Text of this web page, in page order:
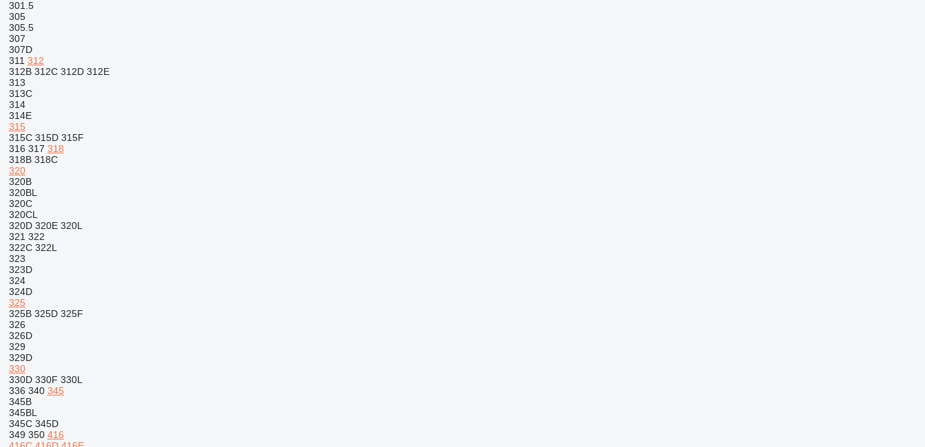
301.5
305
305.5
307
307D
311 312
312B 312C 312D 312E
313
313C
314
314E
315
315C 315D 315F
316 317 318
318B 318C
320
320B
320BL
320C
320CL
320D 320E 320L
321 322
322C 322L
323
323D
324
324D
325
325B 325D 325F
326
326D
329
329D
330
330D 330F 330L
336 340 345
345B
345BL
345C 345D
349 350 416